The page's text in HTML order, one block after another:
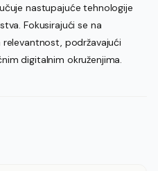
nastupajuće tehnologije
Fokusirajući se na
podržavajući
digitalnim okruženjima.